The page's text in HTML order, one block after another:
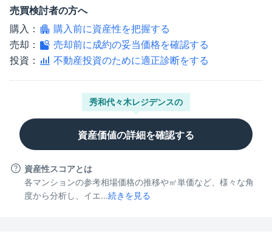
売買検討者の方へ
購入：
購入前に資産性を把握する
売却：
売却前に成約の妥当価格を確認する
投資：
不動産投資のために適正診断をする
秀和代々木レジデンスの
資産価値の詳細を確認する
資産性スコアとは
各マンションの参考相場価格の推移や㎡単価など、様々な角
度から分析し、イエ...続きを見る